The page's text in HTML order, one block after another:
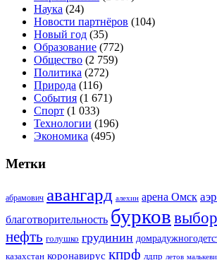
Наука (24)
Новости партнёров (104)
Новый год (35)
Образование (772)
Общество (2 759)
Политика (272)
Природа (116)
События (1 671)
Спорт (1 033)
Технологии (196)
Экономика (495)
Метки
абрамович авангард алехин арена Омск
благотворительность бурков
нефть голушко грудинин
казахстан коронавирус кпрф лдпр летов